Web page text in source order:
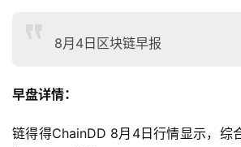
8月4日区块链早报
早盘详情：
链得得ChainDD 8月4日行情显示，综